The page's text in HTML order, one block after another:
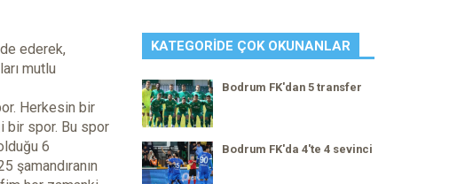
ederek,
mutlu
Herkesin bir
bir spor. Bu spor
6
şamandıranın
KATEGORIDE ÇOK OKUNANLAR
Bodrum FK'dan 5 transfer
Bodrum FK'da 4'te 4 sevinci